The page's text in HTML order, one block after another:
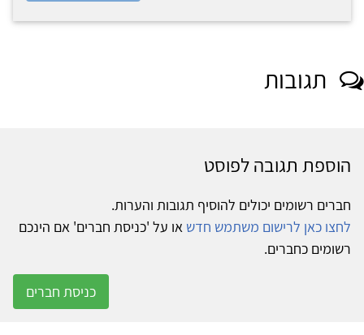
תגובות
הוספת תגובה לפוסט
חברים רשומים יכולים להוסיף תגובות והערות.
לחצו כאן לרישום משתמש חדש או על 'כניסת חברים' אם הינכם
רשומים כחברים.
כניסת חברים